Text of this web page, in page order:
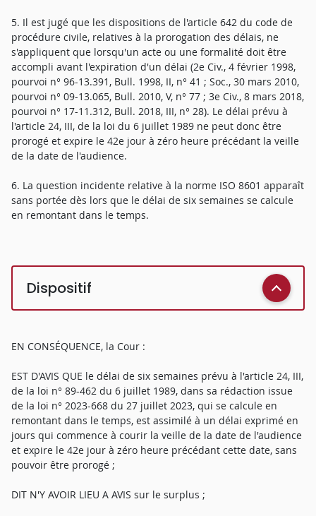
5. Il est jugé que les dispositions de l'article 642 du code de
procédure civile, relatives à la prorogation des délais, ne
s'appliquent que lorsqu'un acte ou une formalité doit être
accompli avant l'expiration d'un délai (2e Civ., 4 février 1998,
pourvoi n° 96-13.391, Bull. 1998, II, n° 41 ; Soc., 30 mars 2010,
pourvoi n° 09-13.065, Bull. 2010, V, n° 77 ; 3e Civ., 8 mars 2018,
pourvoi n° 17-11.312, Bull. 2018, III, n° 28). Le délai prévu à
l'article 24, III, de la loi du 6 juillet 1989 ne peut donc être
prorogé et expire le 42e jour à zéro heure précédant la veille
de la date de l'audience.
6. La question incidente relative à la norme ISO 8601 apparaît
sans portée dès lors que le délai de six semaines se calcule
en remontant dans le temps.
Dispositif
EN CONSÉQUENCE, la Cour :
EST D'AVIS QUE le délai de six semaines prévu à l'article 24, III,
de la loi n° 89-462 du 6 juillet 1989, dans sa rédaction issue
de la loi n° 2023-668 du 27 juillet 2023, qui se calcule en
remontant dans le temps, est assimilé à un délai exprimé en
jours qui commence à courir la veille de la date de l'audience
et expire le 42e jour à zéro heure précédant cette date, sans
pouvoir être prorogé ;
DIT N'Y AVOIR LIEU A AVIS sur le surplus ;